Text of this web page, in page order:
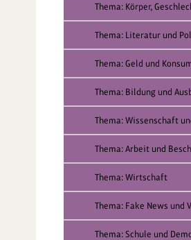
Thema: Körper,
Thema: Literatur und
Thema: Geld und
Thema: Bildung und
Thema: Wissenschaft
Thema: Arbeit und
Thema: Wirtschaft
Thema: Fake News und
Thema: Schule und